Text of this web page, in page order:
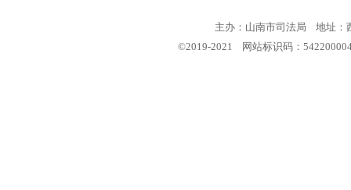
主办：山南市司法局 地址：
©2019-2021 网站标识码：